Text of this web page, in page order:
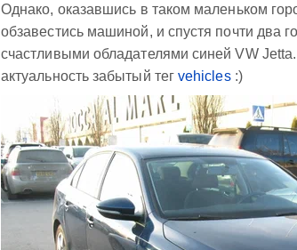
Однако, оказавшись в таком маленьком
обзавестись машиной, и спустя почти два
счастливыми обладателями синей VW
актуальность забытый тегvehicles:)